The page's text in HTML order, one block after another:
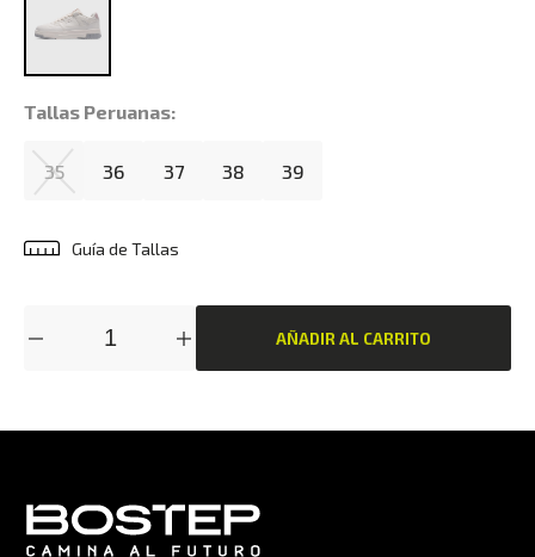
Tallas Peruanas:
35 36 37 38 39
Guía de Tallas
AÑADIR AL CARRITO